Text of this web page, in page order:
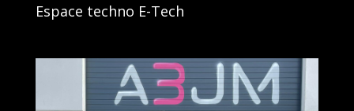
Espace techno E-Tech